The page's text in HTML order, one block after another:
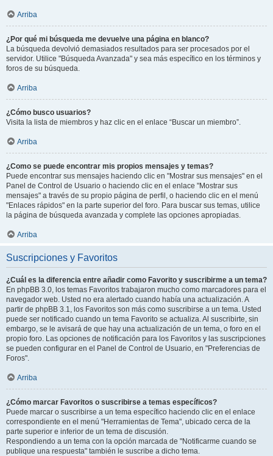
Arriba
¿Por qué mi búsqueda me devuelve una página en blanco?
La búsqueda devolvió demasiados resultados para ser procesados por el
servidor. Utilice "Búsqueda Avanzada" y sea más específico en los términos y
foros de su búsqueda.
Arriba
¿Cómo busco usuarios?
Visita la lista de miembros y haz clic en el enlace “Buscar un miembro”.
Arriba
¿Como se puede encontrar mis propios mensajes y temas?
Puede encontrar sus mensajes haciendo clic en "Mostrar sus mensajes" en el
Panel de Control de Usuario o haciendo clic en el enlace "Mostrar sus
mensajes" a través de su propio página de perfil, o haciendo clic en el menú
"Enlaces rápidos" en la parte superior del foro. Para buscar sus temas, utilice
la página de búsqueda avanzada y complete las opciones apropiadas.
Arriba
Suscripciones y Favoritos
¿Cuál es la diferencia entre añadir como Favorito y suscribirme a un tema?
En phpBB 3.0, los temas Favoritos trabajaron mucho como marcadores para el
navegador web. Usted no era alertado cuando había una actualización. A
partir de phpBB 3.1, los Favoritos son más como suscribirse a un tema. Usted
puede ser notificado cuando un tema Favorito se actualiza. Al suscribirte, sin
embargo, se le avisará de que hay una actualización de un tema, o foro en el
propio foro. Las opciones de notificación para los Favoritos y las suscripciones
se pueden configurar en el Panel de Control de Usuario, en "Preferencias de
Foros".
Arriba
¿Cómo marcar Favoritos o suscribirse a temas específicos?
Puede marcar o suscribirse a un tema específico haciendo clic en el enlace
correspondiente en el menú "Herramientas de Tema", ubicado cerca de la
parte superior e inferior de un tema de discusión.
Respondiendo a un tema con la opción marcada de "Notificarme cuando se
publique una respuesta" también le suscribe a dicho tema.